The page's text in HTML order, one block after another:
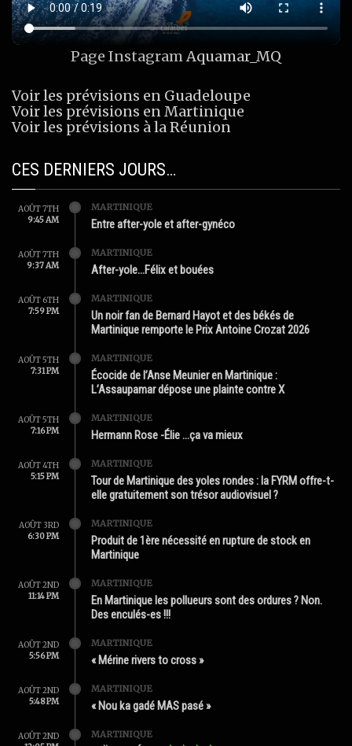
Page Instagram Aquamar_MQ
Voir les prévisions en Guadeloupe
Voir les prévisions en Martinique
Voir les prévisions à la Réunion
CES DERNIERS JOURS…
AOÛT 7TH
9:45 AM
MARTINIQUE
Entre after-yole et after-gynéco
AOÛT 7TH
9:37 AM
MARTINIQUE
After-yole…Félix et bouées
AOÛT 6TH
7:59 PM
MARTINIQUE
Un noir fan de Bernard Hayot et des békés de
Martinique remporte le Prix Antoine Crozat 2026
AOÛT 5TH
7:31 PM
MARTINIQUE
Écocide de l’Anse Meunier en Martinique :
L’Assaupamar dépose une plainte contre X
AOÛT 5TH
7:16 PM
MARTINIQUE
Hermann Rose -Élie …ça va mieux
AOÛT 4TH
5:15 PM
MARTINIQUE
Tour de Martinique des yoles rondes : la FYRM offre-t-
elle gratuitement son trésor audiovisuel ?
AOÛT 3RD
6:30 PM
MARTINIQUE
Produit de 1ère nécessité en rupture de stock en
Martinique
AOÛT 2ND
11:14 PM
MARTINIQUE
En Martinique les pollueurs sont des ordures ? Non.
Des enculés-es !!!
AOÛT 2ND
5:56 PM
MARTINIQUE
« Mérine rivers to cross »
AOÛT 2ND
5:48 PM
MARTINIQUE
« Nou ka gadé MAS pasé »
AOÛT 2ND
MARTINIQUE